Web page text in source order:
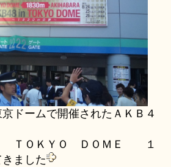
ドームで開催されたＡＫＢ４
ＴＯＫＹＯ ＤＯＭＥ １
ました